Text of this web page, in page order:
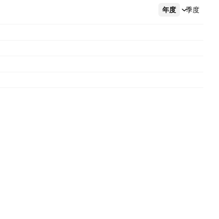
年度 季度
更多